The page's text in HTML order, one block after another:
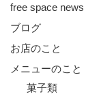
free space news
ブログ
お店のこと
メニューのこと
菓子類